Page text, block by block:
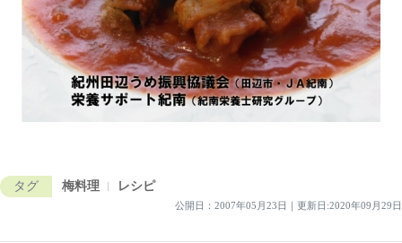
タグ 梅料理 レシピ
公開日： 2007年05月23日 ｜ 更新日:2020年09月29日